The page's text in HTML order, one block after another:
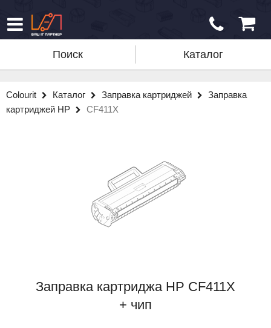
Поиск Каталог
Colourit Каталог Заправка картриджей
Заправка
картриджей HP
CF411X
Заправка картриджа HP CF411X
+ чип